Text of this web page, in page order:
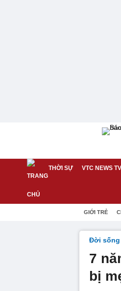
THỜI SỰ VTC NEWS TV
GIỚI TRẺ
Đời sống
7
bị